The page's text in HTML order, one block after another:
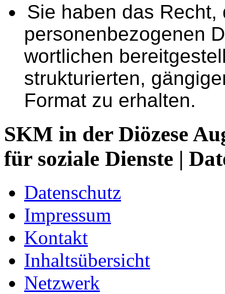
Sie haben das
personenbezogenen
wortlichen
strukturierten,
Format zu erhalten.
SKM in der Diözese
für soziale Dienste |
Datenschutz
Impressum
Kontakt
Inhaltsübersicht
Netzwerk